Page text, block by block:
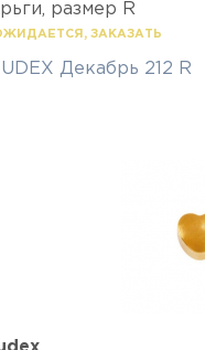
размер R
ЗАКАЗАТЬ
Декабрь 212 R